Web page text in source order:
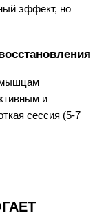
эффект, но
мышцам
и
сессия (5-7